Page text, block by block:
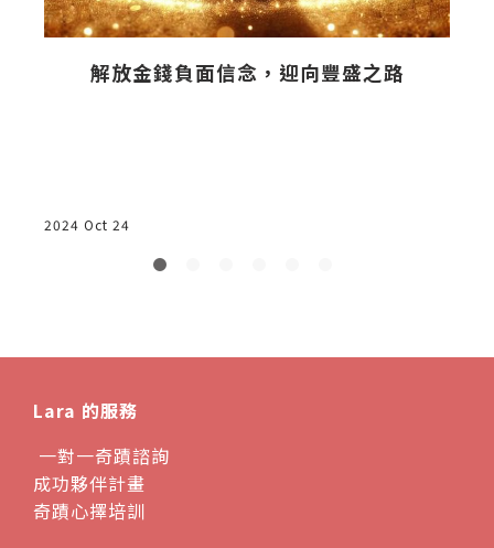
解放金錢負面信念，迎向豐盛之路
2024 Oct 24
Lara 的服務
一對一奇蹟諮詢
成功夥伴計畫
奇蹟心擇培訓